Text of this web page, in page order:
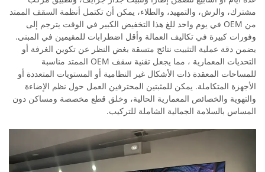
مشترك، والرش، والتمهيد، والطلاء، يمكن أن تكتمل أنظمة السقف الممتد
من OEM في يوم واحد للغ هذا التخفيض الكبير في الوقت يترجم إلى
وفورات كبيرة في تكاليف العمالة وأقل اضطرابات للمقيمين في المبنى.
يضمن دقة عملية التثبيت نتائج متسقة بغض النظر عن تكوين الغرفة أو
التحديات المعمارية ، مما يجعل تقنية سقف OEM الممتد مناسبة
للمساحات المعقدة ذات الأشكال غير النظامية أو المستويات المتعددة أو
الأجهزة المتكاملة. يمكن للمثبتين المحترفين العمل حول نظم الإضاءة
والتهوية والخصائص المعمارية الحالية، وخلق قطع مخصصة ومساكن دون
المساس بالسلامة الجمالية الشاملة للتركيب.